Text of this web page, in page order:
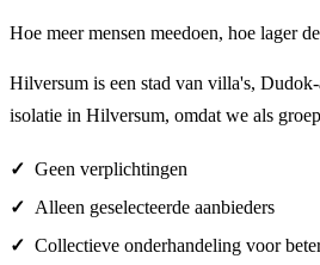
Hoe meer mensen meedoen, hoe lager
Hilversum is een stad van villa's,
isolatie in Hilversum, omdat we als
Geen verplichtingen
Alleen geselecteerde aanbieders
Collectieve onderhandeling voor